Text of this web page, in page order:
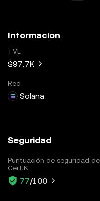
Información
TVL
$97,7K
Red
Solana
Seguridad
Puntuación de seguridad de
CertiK
77/100